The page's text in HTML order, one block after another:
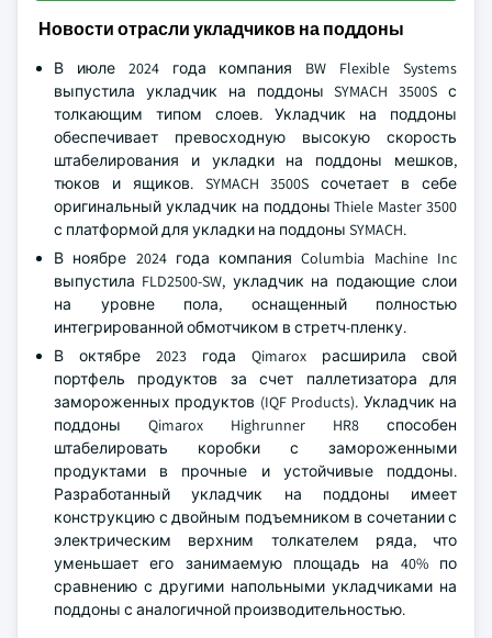
Новости отрасли укладчиков на поддоны
В июле 2024 года компания BW Flexible Systems
выпустила укладчик на поддоны SYMACH 3500S с
толкающим типом слоев. Укладчик на поддоны
обеспечивает превосходную высокую скорость
штабелирования и укладки на поддоны мешков,
тюков и ящиков. SYMACH 3500S сочетает в себе
оригинальный укладчик на поддоны Thiele Master 3500
с платформой для укладки на поддоны SYMACH.
В ноябре 2024 года компания Columbia Machine Inc
выпустила FLD2500-SW, укладчик на подающие слои
на уровне пола, оснащенный полностью
интегрированной обмотчиком в стретч-пленку.
В октябре 2023 года Qimarox расширила свой
портфель продуктов за счет паллетизатора для
замороженных продуктов (IQF Products). Укладчик на
поддоны Qimarox Highrunner HR8 способен
штабелировать коробки с замороженными
продуктами в прочные и устойчивые поддоны.
Разработанный укладчик на поддоны имеет
конструкцию с двойным подъемником в сочетании с
электрическим верхним толкателем ряда, что
уменьшает его занимаемую площадь на 40% по
сравнению с другими напольными укладчиками на
поддоны с аналогичной производительностью.